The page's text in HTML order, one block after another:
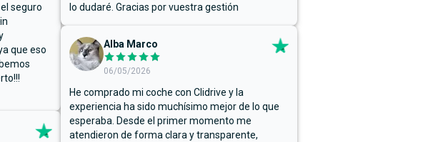
seguro
que eso
lo dudaré. Gracias por vuestra gestión
Alba Marco
06/05/2026
He comprado mi coche con Clidrive y la
experiencia ha sido muchísimo mejor de lo que
esperaba. Desde el primer momento me
atendieron de forma clara y transparente,